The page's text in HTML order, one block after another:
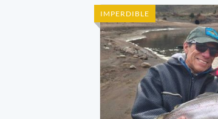
IMPERDIBLE